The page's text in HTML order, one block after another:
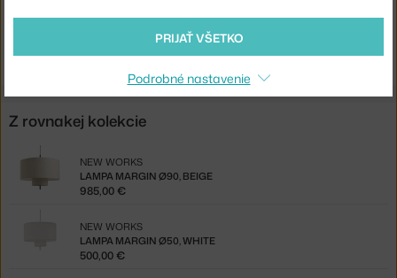
Jste z Česka? Přejděte naStolní lampa Margin, beige
Z rovnakej kolekcie
LAMPA MARGIN Ø90, BEIGE
NEW WORKS
985,00 €
LAMPA MARGIN Ø50, WHITE
NEW WORKS
500,00 €
PRIJAŤ VŠETKO
Podrobné nastavenie